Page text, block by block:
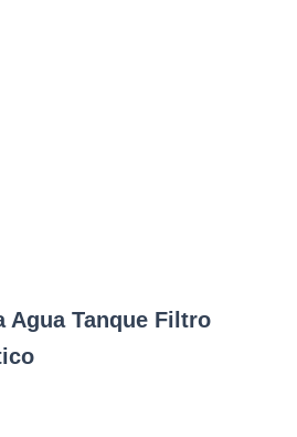
Agua Tanque Filtro